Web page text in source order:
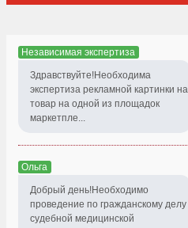
Независимая экспертиза
Здравствуйте!Необходима
экспертиза рекламной картинки на
товар на одной из площадок
маркетпле...
Ольга
Добрый день!Необходимо
проведение по гражданскому делу
судебной медицинской